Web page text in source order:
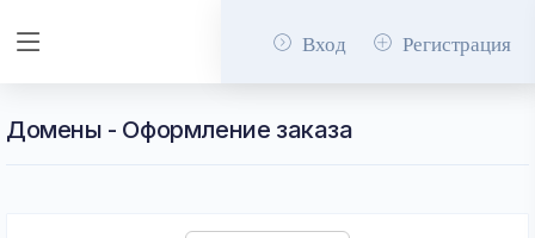
Вход Регистрация
Домены - Оформление заказа